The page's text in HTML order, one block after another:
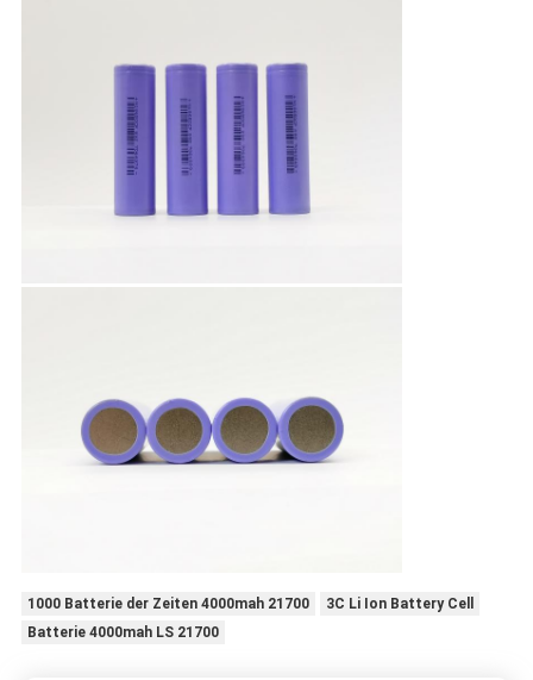
1000 Batterie der Zeiten 4000mah 21700
3C Li Ion Battery Cell
Batterie 4000mah LS 21700